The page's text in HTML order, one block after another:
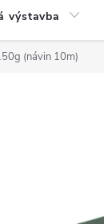
výstavba
(návin 10m)